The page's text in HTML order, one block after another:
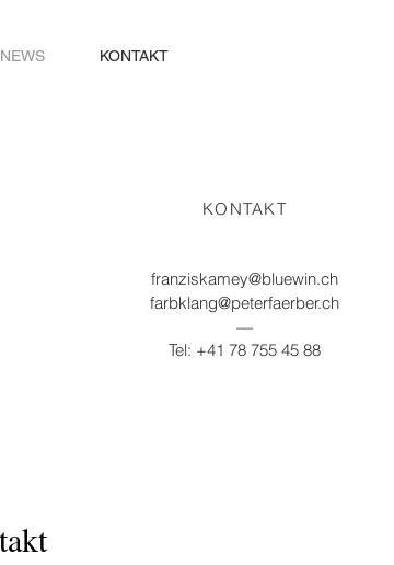
NEWS KONTAKT
KONTAKT
franziskamey@bluewin.ch
farbklang@peterfaerber.ch
—
Tel: +41 78 755 45 88